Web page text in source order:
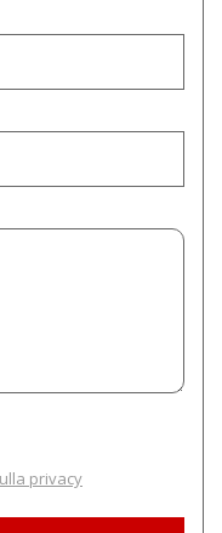
privacy